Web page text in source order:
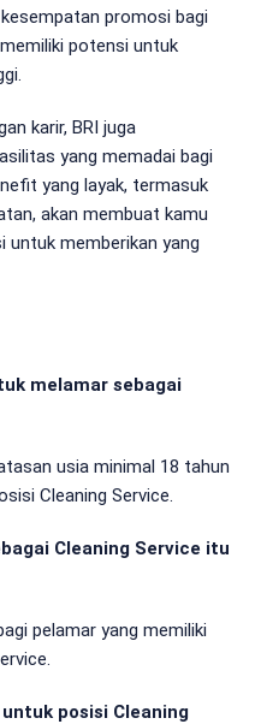
promosi bagi
potensi untuk
karir, BRI juga
yang memadai bagi
yang layak, termasuk
akan membuat kamu
untuk memberikan yang
melamar sebagai
usia minimal 18 tahun
Cleaning Service.
Cleaning Service itu
pelamar yang memiliki
posisi Cleaning